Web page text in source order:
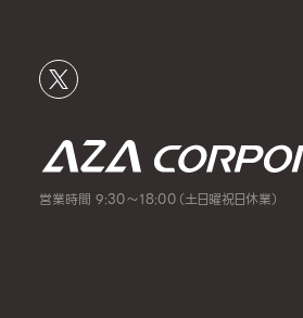
営業時間 9:30～18:00（土日曜祝日休業）